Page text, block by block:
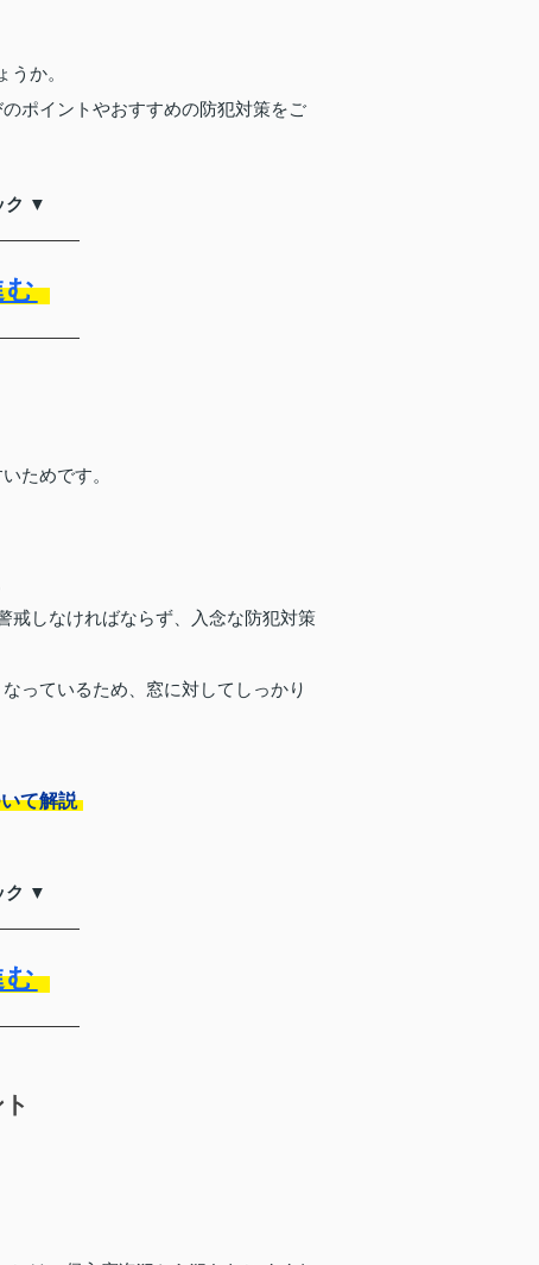
か。
ポイントやおすすめの防犯対策をご
ク ▼
む
ためです。
戒しなければならず、入念な防犯対策
っているため、窓に対してしっかり
て解説
ク ▼
む